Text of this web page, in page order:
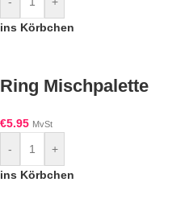
ins Körbchen
Ring Mischpalette
€5.95 MvSt
-
+
ins Körbchen